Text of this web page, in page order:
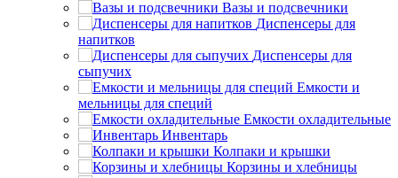
Вазы и подсвечники
Диспенсеры для
напитков
Диспенсеры для
сыпучих
Емкости и
мельницы для специй
Емкости охладительные
Инвентарь
Колпаки и крышки
Корзины и хлебницы